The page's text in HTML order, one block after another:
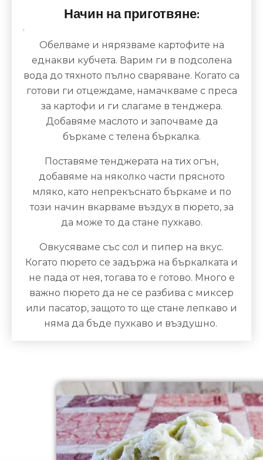
Начин на приготвяне:
Обелваме и нярязваме картофите на
еднакви кубчета. Варим ги в подсолена
вода до тяхното пълно сваряване. Когато са
готови ги отцеждаме, намачкваме с преса
за картофи и ги слагаме в тенджера.
Добавяме маслото и започваме да
бъркаме с телена бъркалка.
Поставяме тенджерата на тих огън,
добавяме на няколко части прясното
мляко, като непрекъснато бъркаме и по
този начин вкарваме въздух в пюрето, за
да може то да стане пухкаво.
Овкусяваме със сол и пипер на вкус.
Когато пюрето се задържа на бъркалката и
не пада от нея, тогава то е готово. Много е
важно пюрето да не се разбива с миксер
или пасатор, защото то ще стане лепкаво и
няма да бъде пухкаво и въздушно.